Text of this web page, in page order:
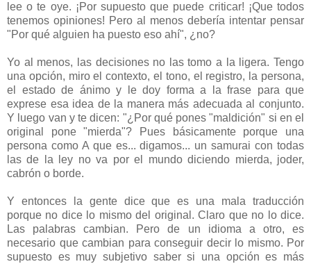
lee o te oye. ¡Por supuesto que puede criticar! ¡Que todos
tenemos opiniones! Pero al menos debería intentar pensar
"Por qué alguien ha puesto eso ahí", ¿no?
Yo al menos, las decisiones no las tomo a la ligera. Tengo
una opción, miro el contexto, el tono, el registro, la persona,
el estado de ánimo y le doy forma a la frase para que
exprese esa idea de la manera más adecuada al conjunto.
Y luego van y te dicen: "¿Por qué pones "maldición" si en el
original pone "mierda"? Pues básicamente porque una
persona como A que es... digamos... un samurai con todas
las de la ley no va por el mundo diciendo mierda, joder,
cabrón o borde.
Y entonces la gente dice que es una mala traducción
porque no dice lo mismo del original. Claro que no lo dice.
Las palabras cambian. Pero de un idioma a otro, es
necesario que cambian para conseguir decir lo mismo. Por
supuesto es muy subjetivo saber si una opción es más